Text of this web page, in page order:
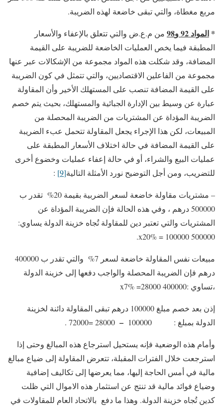
مربع مغطاة، والتي تبقى خاضعة لهذه الضريبة.
* المواد 92 و98
من م.ع.ض والتي تتعلق بالإعفاء والأسعار
المطبقة فيما يخص العمليات الخاضعة للضريبة على القيمة
المضافة، وقد شكلت هذه المواد مجموعة من الإشكالات عبر عنها
مجموعة من الفاعلين الاقتصاديين، والتي تتمثل في كون الضريبة
على القيمة المضافة تنصب على المستهلك الأخير وأن المقاولة
عبارة عن وسيط بين الإدارة الجبائية والمستهلك، بحيث يتم خصم
الضريبة المؤداة عن المشتريات من الضريبة المحصلة من
المبيعات، لكن هذا الإجراء يجعل المقاولة تتحمل عبء الضريبة
على القيمة المضافة في حالة اختلاف الأسعار المطبقة على
عمليات البيع والشراء، أو في حالة إعفاء عمليات وخضوع أخرى
للتضريب، ومن أجل التوضيح نورد الأمثلة التالية[9]
:
– مشتريات مقاولة خاضعة لسعر الضربية بقيمة 20% تقدر ب
500000 درهم ، وفي هذه الحالة فإن الضريبة المؤداة عن
المشتريات والتي تعتبر دين للمقاولة تُجاه خزينة الدولة يساوي:
500000 x20% = 100000.
مبيعات نفس المقاولة خاضعة لسعر 7% والتي تقدر ب 400000
درهم فإن الضريبة المحصلة والواجب دفعها إلى خزينة الدولة
،تساوي :400000 x7% =28000
إذن بعد خصم مبلغ 100000 درهم تبقى المقاولة دائنة لخزينة
الدولة بمبلغ : 100000
–
وأمام هذه الوضعية فإنه يستحيل استرجاع هذه المبالغ وحتى إذا
استرجعت خلال الفترات المقبلة، تتعرض المقاولة إلى ضياع مبالغ
مالية في أمس الحاجة إليها، مما يعرضها إلى تكاليف إضافية
وضياع فوائد مالية قد تنتج عن استثمار هذه الاموال التي ظلت
كدين تُجاه خزينة الدولة. وهذا ما دفع بالاتحاد العام للمقاولات في